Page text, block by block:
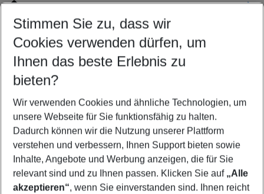
Location
Customize your offer
Find the perfect deal which suits your best
Your departure airport
Any airport
Select your date range
10/08/26–08/08/27 5-8 nights
Who will travel
2 adults No children
Show more filter
Stimmen Sie zu, dass wir
Cookies verwenden dürfen, um
Ihnen das beste Erlebnis zu
bieten?
Wir verwenden Cookies und ähnliche Technologien, um
unsere Webseite für Sie funktionsfähig zu halten.
Dadurch können wir die Nutzung unserer Plattform
verstehen und verbessern, Ihnen Support bieten sowie
Inhalte, Angebote und Werbung anzeigen, die für Sie
relevant sind und zu Ihnen passen. Klicken Sie auf „Alle
akzeptieren“, wenn Sie einverstanden sind. Ihnen reicht